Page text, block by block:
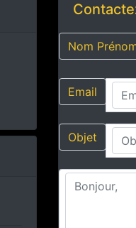
Nom
Email
Objet